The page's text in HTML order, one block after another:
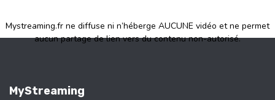
Mystreaming.fr ne diffuse ni n’héberge AUCUNE vidéo et ne permet
aucun partage de lien vers du contenu non-autorisé.
MyStreaming